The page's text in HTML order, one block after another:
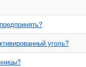
уголь?